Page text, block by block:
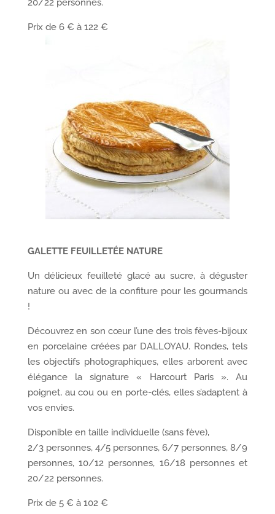
20/22 personnes.
Prix de 6 € à 122 €
GALETTE FEUILLETÉE NATURE
Un délicieux feuilleté glacé au sucre, à déguster
nature ou avec de la confiture pour les gourmands
!
Découvrez en son cœur l’une des trois fèves-bijoux
en porcelaine créées par DALLOYAU. Rondes, tels
les objectifs photographiques, elles arborent avec
élégance la signature « Harcourt Paris ». Au
poignet, au cou ou en porte-clés, elles s’adaptent à
vos envies.
Disponible en taille individuelle (sans fève),
2/3 personnes, 4/5 personnes, 6/7 personnes, 8/9
personnes, 10/12 personnes, 16/18 personnes et
20/22 personnes.
Prix de 5 € à 102 €